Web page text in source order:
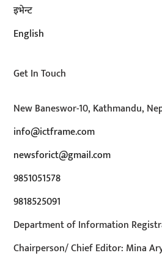
इभेन्ट
English
Get In Touch
New Baneswor-10, Kathmandu,
info@ictframe.com
newsforict@gmail.com
9851051578
9818525091
Department of Information
Chairperson/ Chief Editor: Mina